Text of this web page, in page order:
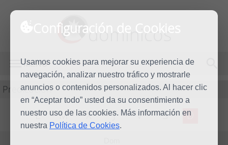
Configuración de Cookies
Usamos cookies para mejorar su experiencia de
navegación, analizar nuestro tráfico y mostrarle
anuncios o contenidos personalizados. Al hacer clic
en “Aceptar todo” usted da su consentimiento a
nuestro uso de las cookies. Más información en
nuestra Política de Cookies.
dominicos
MENÚ
Predicación
L M X J V S D